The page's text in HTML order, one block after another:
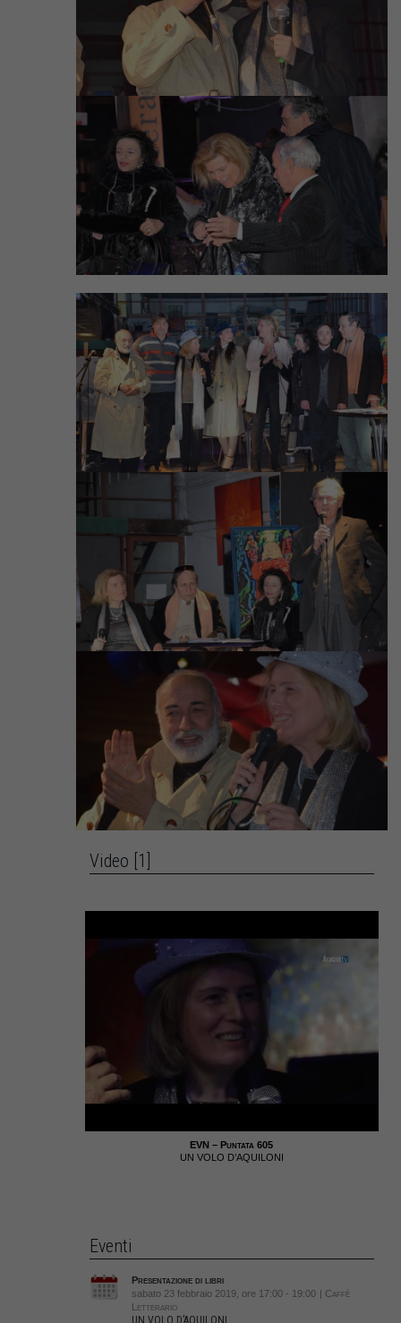
Video [1]
EVN – Puntata 605
UN VOLO D’AQUILONI
Eventi
Presentazione di libri
sabato 23 febbraio 2019, ore 17:00 - 19:00 | Caffè
Letterario
UN VOLO D’AQUILONI